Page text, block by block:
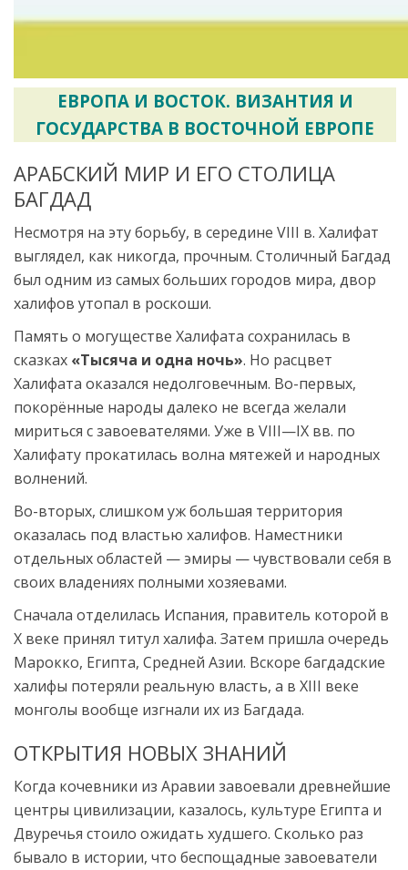
ЕВРОПА И ВОСТОК. ВИЗАНТИЯ И
ГОСУДАРСТВА В ВОСТОЧНОЙ ЕВРОПЕ
АРАБСКИЙ МИР И ЕГО СТОЛИЦА
БАГДАД
Несмотря на эту борьбу, в середине VIII в. Халифат
выглядел, как никогда, прочным. Столичный Багдад
был одним из самых больших городов мира, двор
халифов утопал в роскоши.
Память о могуществе Халифата сохранилась в
сказках «Тысяча и одна ночь». Но расцвет
Халифата оказался недолговечным. Во-первых,
покорённые народы далеко не всегда желали
мириться с завоевателями. Уже в VIII—IX вв. по
Халифату прокатилась волна мятежей и народных
волнений.
Во-вторых, слишком уж большая территория
оказалась под властью халифов. Наместники
отдельных областей — эмиры — чувствовали себя в
своих владениях полными хозяевами.
Сначала отделилась Испания, правитель которой в
X веке принял титул халифа. Затем пришла очередь
Марокко, Египта, Средней Азии. Вскоре багдадские
халифы потеряли реальную власть, а в XIII веке
монголы вообще изгнали их из Багдада.
ОТКРЫТИЯ НОВЫХ ЗНАНИЙ
Когда кочевники из Аравии завоевали древнейшие
центры цивилизации, казалось, культуре Египта и
Двуречья стоило ожидать худшего. Сколько раз
бывало в истории, что беспощадные завоеватели